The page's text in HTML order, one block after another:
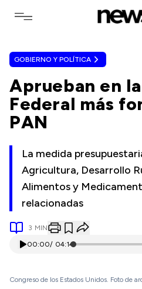
Toggle navigation menu
GOBIERNO Y POLÍTICA
Aprueban en
Federal más
PAN
La medida
Agricultura, Desarrollo
Alimentos y
relacionadas
3 MIN
00:00/ 04:14
Congreso de los Estados Unidos. Foto de